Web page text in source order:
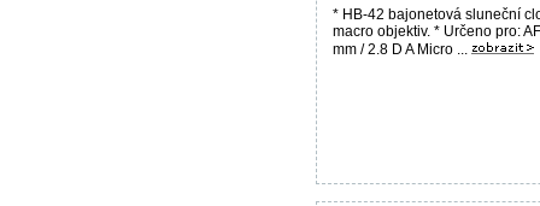
* HB-42 bajonetová sluneční
macro objektiv. * Určeno pro:
mm / 2.8 D A Micro ...